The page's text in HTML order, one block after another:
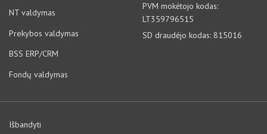
NT valdymas
Prekybos valdymas
BSS ERP/CRM
Fondų valdymas
PVM mokėtojo kodas:
LT359796515
SD draudėjo kodas: 815016
Išbandyti